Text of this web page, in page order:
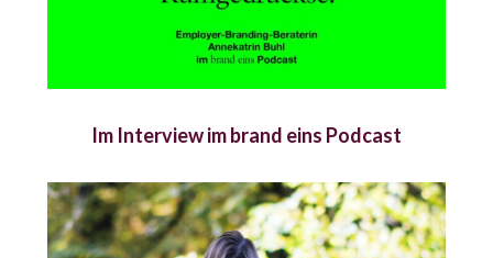
Im Interview im brand eins Podcast